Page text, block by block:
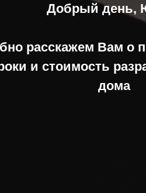
Добрый день,
расскажем Вам о
и стоимость
дома